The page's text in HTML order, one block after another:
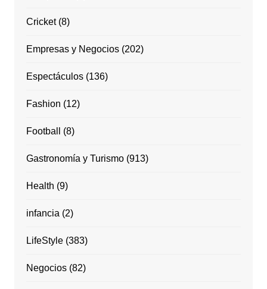
Cricket(8)
Empresas y Negocios(202)
Espectáculos(136)
Fashion (12)
Football (8)
Gastronomía y Turismo(913)
Health (9)
infancia (2)
LifeStyle(383)
Negocios(82)